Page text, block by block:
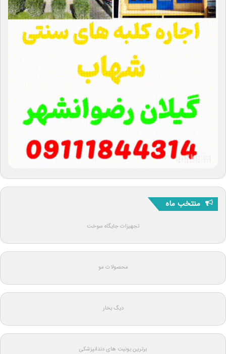
منتخب ماه
تجهیزات جایگاه سوخت
محصولات مو
دیگ بخار
برترین یونیت های دندانپزشکی